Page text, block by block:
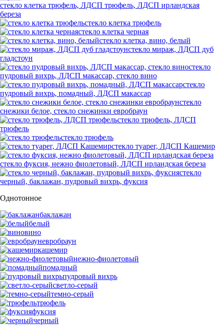
стекло клетка трюфель, ЛДСП трюфель, ЛДСП ирландская
береза
стекло клетка трюфель
стекло клетка черная
стекло клетка, вино, белый
стекло мираж, ЛДСП дуб
гладстоун
стекло
пудровый вихрь, ЛДСП макассар, стекло вино
стекло
пудровый вихрь, помадный, ЛДСП макассар
стекло
снежики белое, стекло снежинки евробраун
стекло трюфель, ЛДСП
трюфель
стекло трюфель
стекло туарег, ЛДСП Кашемир
стекло фуксия, нежно фиолетовый, ЛДСП ирландская береза
стекло
черный, баклажан, пудровый вихрь, фуксия
Однотонное
баклажан
белый
вино
евробраун
кашемир
нежно-фиолетовый
помадный
пудровый вихрь
светло-серый
темно-серый
трюфель
фуксия
черный